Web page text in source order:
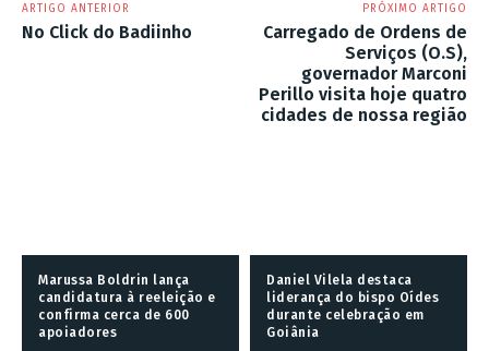
ARTIGO ANTERIOR
No Click do Badiinho
PRÓXIMO ARTIGO
Carregado de Ordens de
Serviços (O.S),
governador Marconi
Perillo visita hoje quatro
cidades de nossa região
Marussa Boldrin lança
candidatura à reeleição e
confirma cerca de 600
apoiadores
Daniel Vilela destaca
liderança do bispo Oídes
durante celebração em
Goiânia